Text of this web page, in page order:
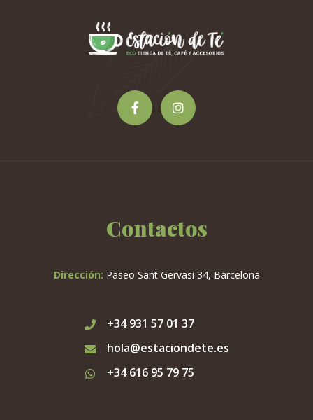
Contactos
Dirección: Paseo Sant Gervasi 34, Barcelona
+34 931 57 01 37
hola@estaciondete.es
+34 616 95 79 75